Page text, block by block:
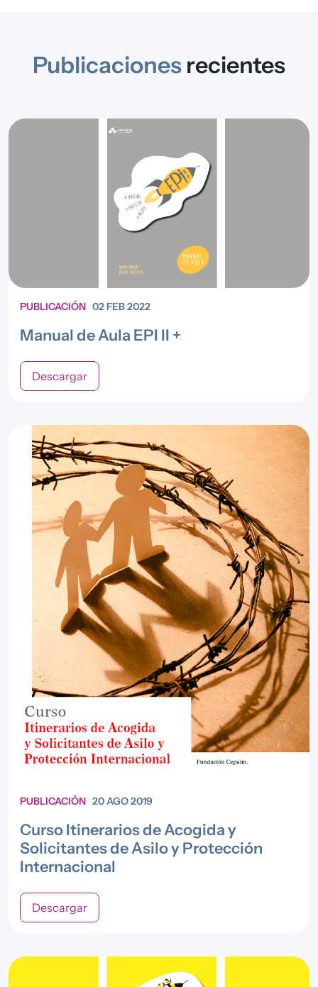
Publicaciones recientes
PUBLICACIÓN 02 FEB 2022
Manual de Aula EPI II +
Descargar
PUBLICACIÓN 20 AGO 2019
Curso Itinerarios de Acogida y
Solicitantes de Asilo y Protección
Internacional
Descargar